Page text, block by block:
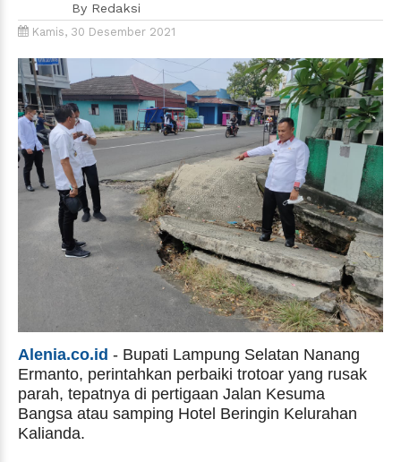
By Redaksi
Kamis, 30 Desember 2021
Alenia.co.id - Bupati Lampung Selatan Nanang
Ermanto, perintahkan perbaiki trotoar yang rusak
parah, tepatnya di pertigaan Jalan Kesuma
Bangsa atau samping Hotel Beringin Kelurahan
Kalianda.